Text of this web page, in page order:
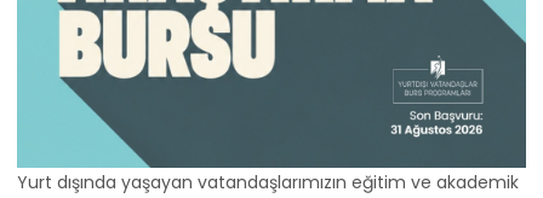
Yurt dışında yaşayan vatandaşlarımızın eğitim ve akademik